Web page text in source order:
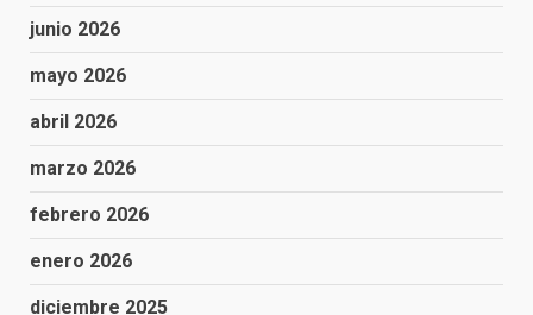
junio 2026
mayo 2026
abril 2026
marzo 2026
febrero 2026
enero 2026
diciembre 2025